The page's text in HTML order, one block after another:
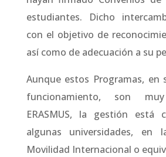
estudiantes. Dicho
con el objetivo de
así como de adecuación a su
Aunque estos Programas, en
funcionamiento, son
ERASMUS, la gestión está
algunas universidades, en
Movilidad Internacional o